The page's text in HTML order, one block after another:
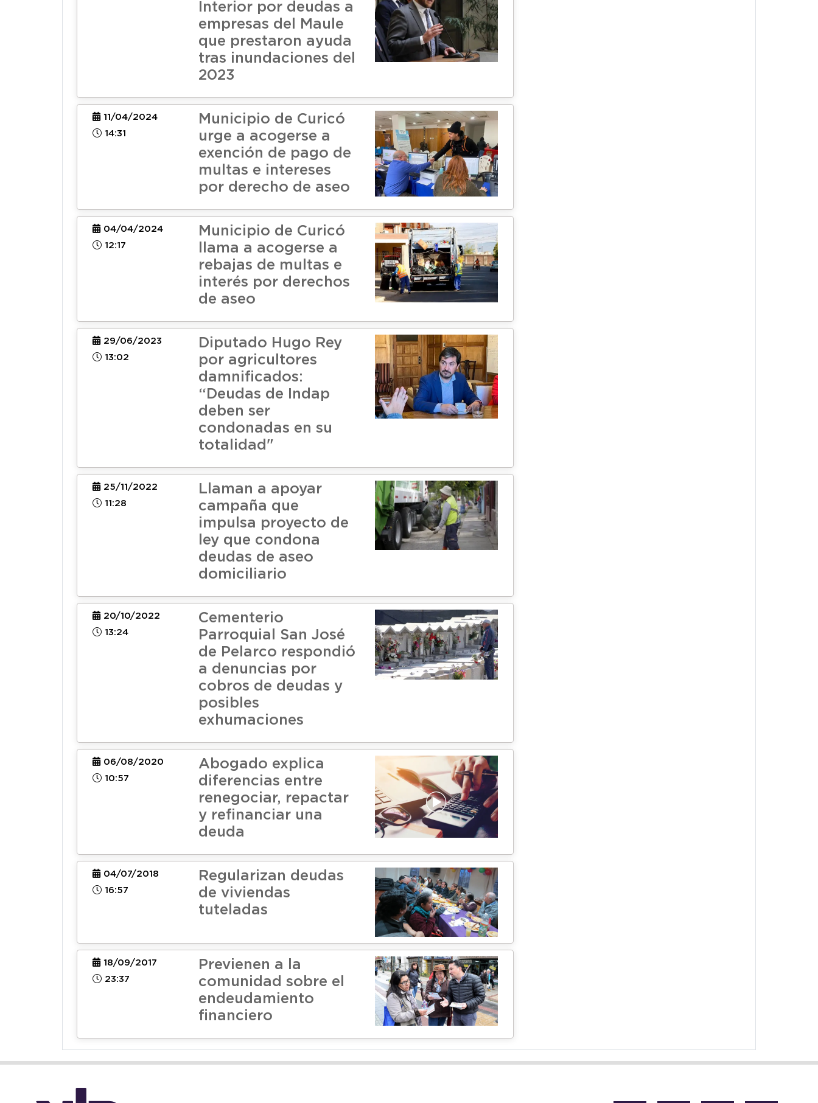
Interior por deudas a
empresas del Maule
que prestaron ayuda
tras inundaciones del
2023
11/04/2024
14:31
Municipio de Curicó
urge a acogerse a
exención de pago de
multas e intereses
por derecho de aseo
04/04/2024
12:17
Municipio de Curicó
llama a acogerse a
rebajas de multas e
interés por derechos
de aseo
29/06/2023
13:02
Diputado Hugo Rey
por agricultores
damnificados:
“Deudas de Indap
deben ser
condonadas en su
totalidad"
25/11/2022
11:28
Llaman a apoyar
campaña que
impulsa proyecto de
ley que condona
deudas de aseo
domiciliario
20/10/2022
13:24
Cementerio
Parroquial San José
de Pelarco respondió
a denuncias por
cobros de deudas y
posibles
exhumaciones
06/08/2020
10:57
Abogado explica
diferencias entre
renegociar, repactar
y refinanciar una
deuda
04/07/2018
16:57
Regularizan deudas
de viviendas
tuteladas
18/09/2017
23:37
Previenen a la
comunidad sobre el
endeudamiento
financiero